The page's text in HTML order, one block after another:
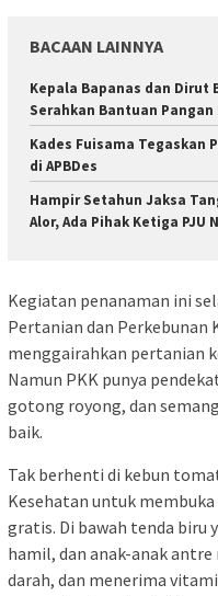
BACAAN LAINNYA
Kepala Bapanas dan Dirut
Serahkan Bantuan Pangan
Kades Fuisama Tegaskan
di APBDes
Hampir Setahun Jaksa
Alor, Ada Pihak Ketiga PJU
Kegiatan penanaman ini
Pertanian dan Perkebunan
menggairahkan pertanian
Namun PKK punya
gotong royong, dan
baik.
Tak berhenti di kebun
Kesehatan untuk
gratis. Di bawah tenda biru
hamil, dan anak-anak
darah, dan menerima